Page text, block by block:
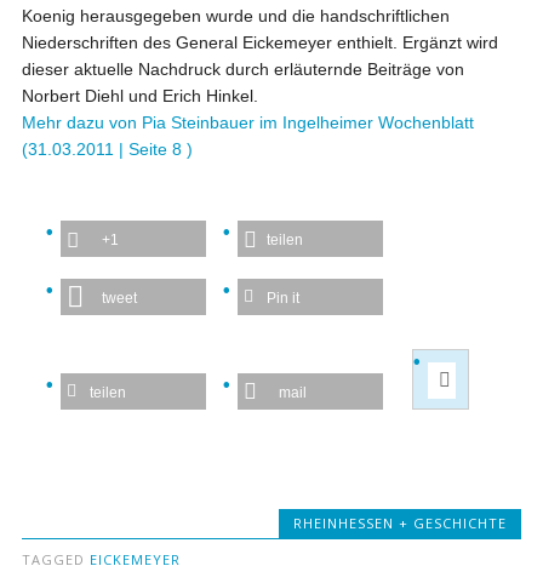
Koenig herausgegeben wurde und die handschriftlichen
Niederschriften des General Eickemeyer enthielt. Ergänzt wird
dieser aktuelle Nachdruck durch erläuternde Beiträge von
Norbert Diehl und Erich Hinkel.
Mehr dazu von Pia Steinbauer im Ingelheimer Wochenblatt
(31.03.2011 | Seite 8 )
+1 teilen
tweet Pin it
teilen mail
RHEINHESSEN + GESCHICHTE
TAGGED EICKEMEYER